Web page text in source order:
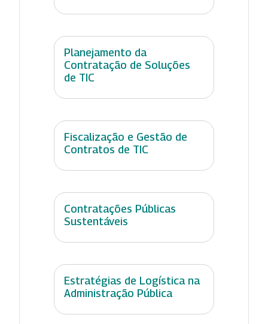
Planejamento da
Contratação de Soluções
de TIC
Fiscalização e Gestão de
Contratos de TIC
Contratações Públicas
Sustentáveis
Estratégias de Logística na
Administração Pública